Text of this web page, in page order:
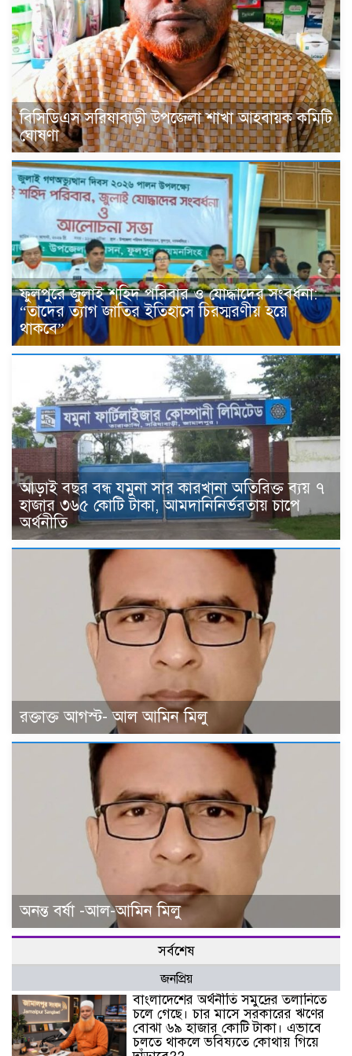
বিসিডিএস সরিষাবাড়ী উপজেলা শাখা আহবায়ক কমিটি
ঘোষণা
ফুলপুরে জুলাই শহিদ পরিবার ও যোদ্ধাদের সংবর্ধনা:
“তাদের ত্যাগ জাতির ইতিহাসে চিরস্মরণীয় হয়ে
থাকবে”
আড়াই বছর বন্ধ যমুনা সার কারখানা অতিরিক্ত ব্যয় ৭
হাজার ৩৬৫ কোটি টাকা, আমদানিনির্ভরতায় চাপে
অর্থনীতি
রক্তাক্ত আগস্ট- আল আমিন মিলু
অনন্ত বর্ষা -আল-আমিন মিলু
সর্বশেষ
জনপ্রিয়
বাংলাদেশের অর্থনীতি সমুদ্রের তলানিতে
চলে গেছে। চার মাসে সরকারের ঋণের
বোঝা ৬৯ হাজার কোটি টাকা। এভাবে
চলতে থাকলে ভবিষ্যতে কোথায় গিয়ে